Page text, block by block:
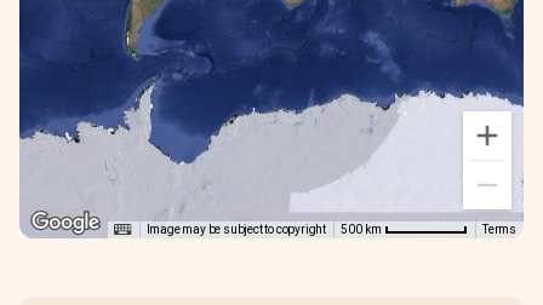
Image may be subject to copyright 500 km Terms